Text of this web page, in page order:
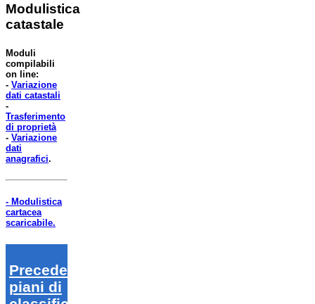
Modulistica
catastale
Moduli
compilabili
on line:
- Variazione
dati catastali
-
Trasferimento
di proprietà
- Variazione
dati
anagrafici.
- Modulistica
cartacea
scaricabile.
Precedenti
piani di